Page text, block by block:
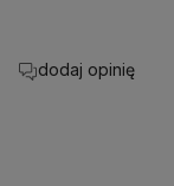
dodaj opinię